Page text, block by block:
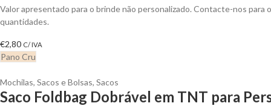
Valor apresentado para o brinde não personalizado. Contacte-nos
quantidades.
€2,80 C/ IVA
Pano Cru
Mochilas, Sacos e Bolsas, Sacos
Saco Foldbag Dobrável em TNT para